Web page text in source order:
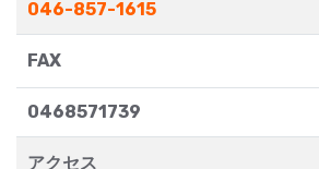
046-857-1615
FAX
0468571739
アクセス